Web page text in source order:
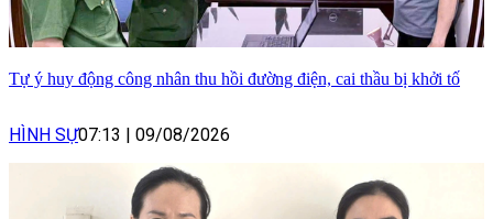
Tự ý huy động công nhân thu hồi đường điện, cai thầu bị khởi tố
HÌNH SỰ07:13 09/08/2026